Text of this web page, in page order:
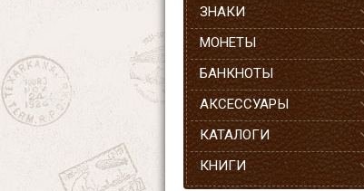
ЗНАКИ
МОНЕТЫ
БАНКНОТЫ
АКСЕССУАРЫ
КАТАЛОГИ
КНИГИ